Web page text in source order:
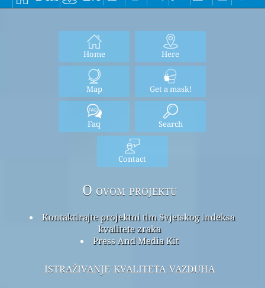
Home Here
Map Get a mask!
Faq Search
Contact
O ovom projektu
Kontaktirajte projektni tim Svjetskog indeksa
kvalitete zraka
Press And Media Kit
istraživanje kvaliteta vazduha